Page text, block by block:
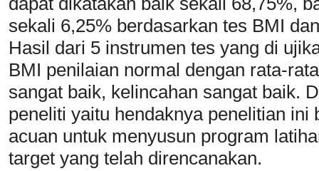
sekali 6,25% berdasarkan tes BMI
Hasil dari 5 instrumen tes yang di
BMI penilaian normal dengan rata-
sangat baik, kelincahan sangat baik.
peneliti yaitu hendaknya penelitian ini
acuan untuk menyusun program
target yang telah direncanakan.